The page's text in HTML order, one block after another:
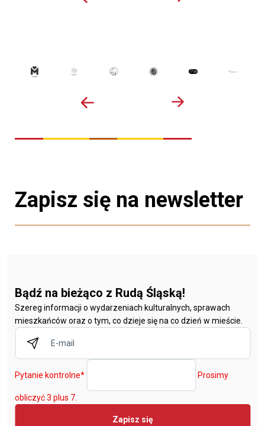
Zapisz się na newsletter
Bądź na bieżąco z Rudą Śląską!
Szereg informacji o wydarzeniach kulturalnych, sprawach
mieszkańców oraz o tym, co dzieje się na co dzień w mieście.
Pytanie kontrolne* Prosimy
obliczyć 3 plus 7.
Zapisz się